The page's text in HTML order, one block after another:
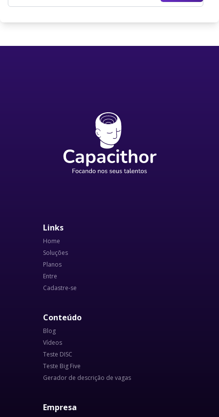
Links
Home
Soluções
Planos
Entre
Cadastre-se
Conteúdo
Blog
Vídeos
Teste DISC
Teste Big Five
Gerador de descrição de vagas
Empresa